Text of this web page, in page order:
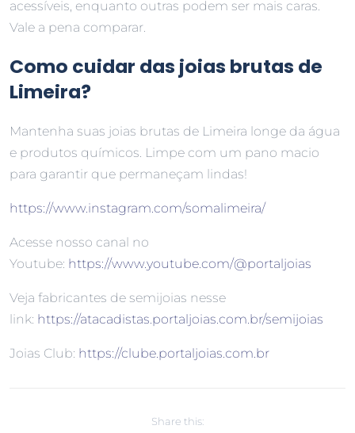
acessíveis, enquanto outras podem ser mais caras.
Vale a pena comparar.
Como cuidar das joias brutas de
Limeira?
Mantenha suas joias brutas de Limeira longe da água
e produtos químicos. Limpe com um pano macio
para garantir que permaneçam lindas!
https://www.instagram.com/somalimeira/
Acesse nosso canal no
Youtube: https://www.youtube.com/@portaljoias
Veja fabricantes de semijoias nesse
link: https://atacadistas.portaljoias.com.br/semijoias
Joias Club: https://clube.portaljoias.com.br
Share this: